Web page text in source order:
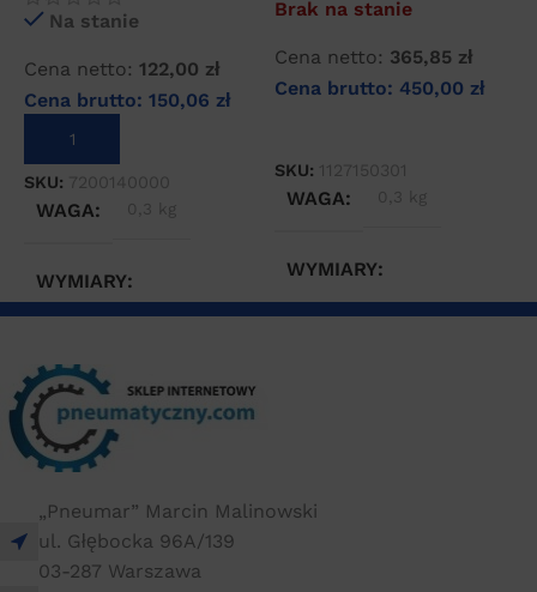
Na stanie
Cena netto: 122,00 zł
Cena brutto: 150,06 zł
DODAJ DO KOSZYKA
SKU: 7200140000
WAGA 0,3 kg
WYMIARY
Brak na stanie
Cena netto: 365,85 zł
Cena brutto: 450,00 zł
SKU: 1127150301
WAGA 0,3 kg
WYMIARY
„Pneumar” Marcin Malinowski
ul. Głębocka 96A/139
03-287 Warszawa